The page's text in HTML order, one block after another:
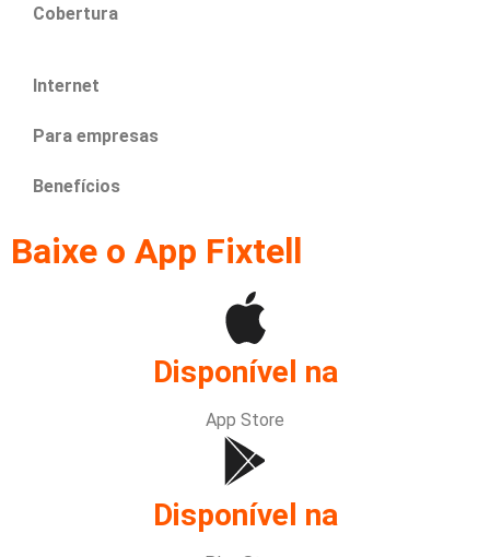
Cobertura
Internet
Para empresas
Benefícios
Baixe o App Fixtell
Disponível na
App Store
Disponível na